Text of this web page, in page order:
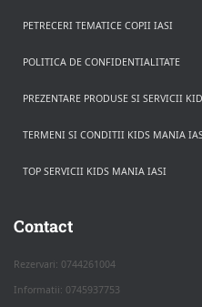
PETRECERI TEMATICE COPII IASI
POLITICA DE CONFIDENTIALITATE
PREZENTARE PRODUSE SI SERVICII
TERMENI SI CONDITII KIDS MANIA
TOP SERVICII KIDS MANIA IASI
Contact
Rezervari: 0744261004
Informatii: 0745937753
Apasa pe o categorie ca sa vezi